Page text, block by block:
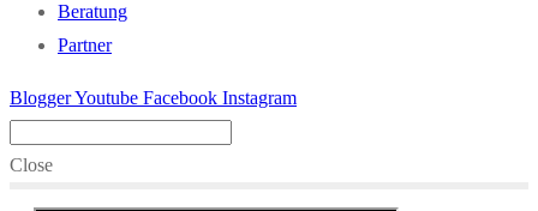
Beratung
Partner
BloggerYoutube Facebook Instagram
Close